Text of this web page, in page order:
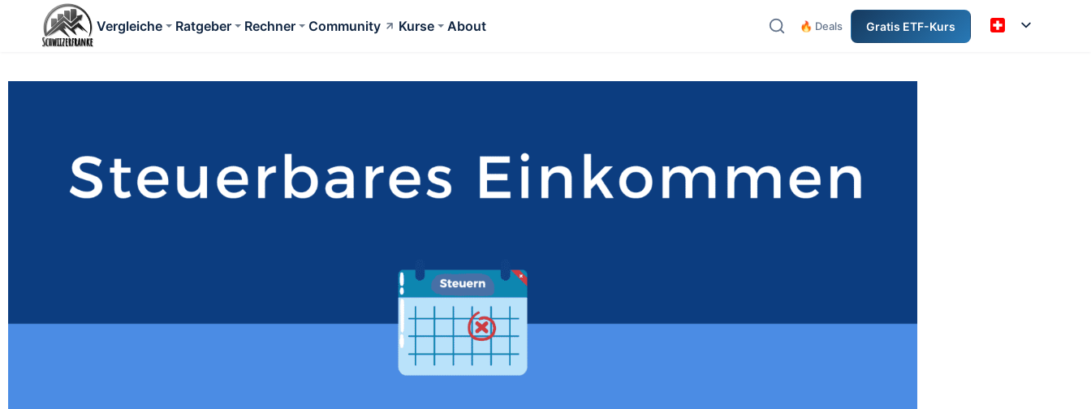
Vergleiche Ratgeber Rechner Community Kurse About 🔥 Deals Gratis ETF-Kurs